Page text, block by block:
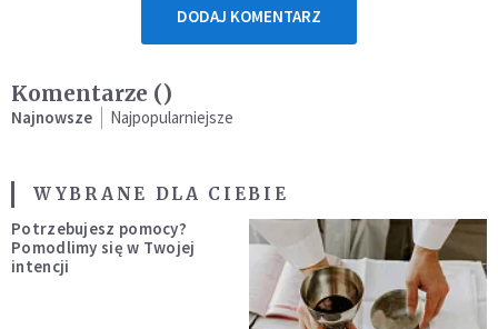
DODAJ KOMENTARZ
Komentarze ()
Najnowsze Najpopularniejsze
WYBRANE DLA CIEBIE
Potrzebujesz pomocy?
Pomodlimy się w Twojej
intencji